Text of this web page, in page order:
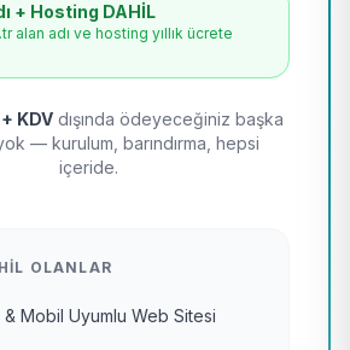
+ Hosting DAHİL
alan adı ve hosting yıllık ücrete
KDV dışında ödeyeceğiniz başka
— kurulum, barındırma, hepsi
içeride.
OLANLAR
& Mobil Uyumlu Web Sitesi